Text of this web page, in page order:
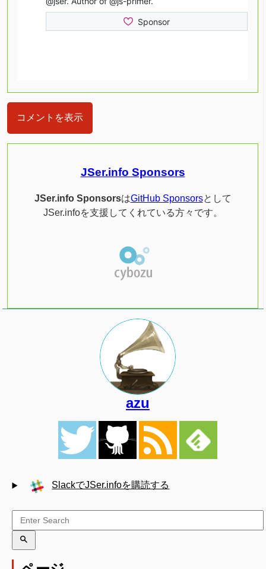
コメントを表示
JSer.info Sponsors
JSer.info SponsorsはGitHub Sponsorsとして
JSer.infoを支援してくれている方々です。
azu
SlackでJSer.infoを購読する